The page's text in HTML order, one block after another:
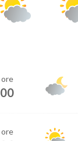
ore
00
ore